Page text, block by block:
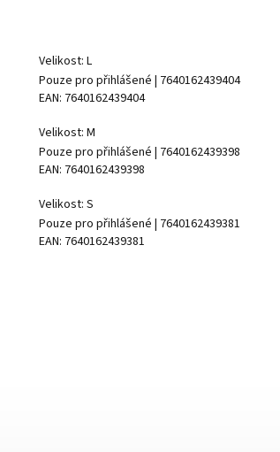
Velikost: L
Pouze pro přihlášené | 7640162439404
EAN: 7640162439404
Velikost: M
Pouze pro přihlášené | 7640162439398
EAN: 7640162439398
Velikost: S
Pouze pro přihlášené | 7640162439381
EAN: 7640162439381